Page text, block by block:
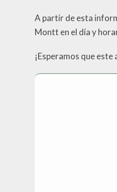
A partir de esta
Montt en el día y
¡Esperamos que